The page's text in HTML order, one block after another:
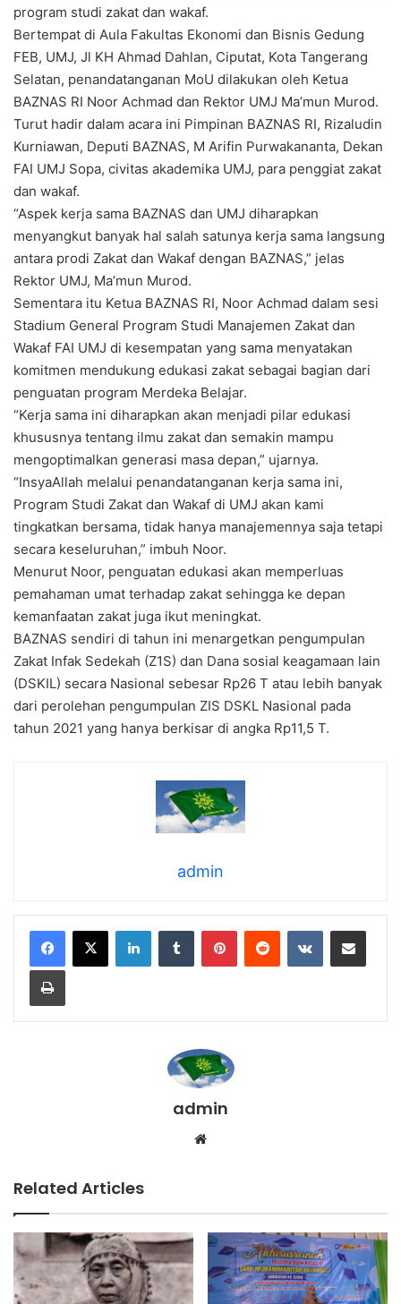
program studi zakat dan wakaf.
Bertempat di Aula Fakultas Ekonomi dan Bisnis Gedung
FEB, UMJ, Jl KH Ahmad Dahlan, Ciputat, Kota Tangerang
Selatan, penandatanganan MoU dilakukan oleh Ketua
BAZNAS RI Noor Achmad dan Rektor UMJ Ma’mun Murod.
Turut hadir dalam acara ini Pimpinan BAZNAS RI, Rizaludin
Kurniawan, Deputi BAZNAS, M Arifin Purwakananta, Dekan
FAI UMJ Sopa, civitas akademika UMJ, para penggiat zakat
dan wakaf.
“Aspek kerja sama BAZNAS dan UMJ diharapkan
menyangkut banyak hal salah satunya kerja sama langsung
antara prodi Zakat dan Wakaf dengan BAZNAS,” jelas
Rektor UMJ, Ma’mun Murod.
Sementara itu Ketua BAZNAS RI, Noor Achmad dalam sesi
Stadium General Program Studi Manajemen Zakat dan
Wakaf FAI UMJ di kesempatan yang sama menyatakan
komitmen mendukung edukasi zakat sebagai bagian dari
penguatan program Merdeka Belajar.
“Kerja sama ini diharapkan akan menjadi pilar edukasi
khususnya tentang ilmu zakat dan semakin mampu
mengoptimalkan generasi masa depan,” ujarnya.
“InsyaAllah melalui penandatanganan kerja sama ini,
Program Studi Zakat dan Wakaf di UMJ akan kami
tingkatkan bersama, tidak hanya manajemennya saja tetapi
secara keseluruhan,” imbuh Noor.
Menurut Noor, penguatan edukasi akan memperluas
pemahaman umat terhadap zakat sehingga ke depan
kemanfaatan zakat juga ikut meningkat.
BAZNAS sendiri di tahun ini menargetkan pengumpulan
Zakat Infak Sedekah (Z1S) dan Dana sosial keagamaan lain
(DSKIL) secara Nasional sebesar Rp26 T atau lebih banyak
dari perolehan pengumpulan ZIS DSKL Nasional pada
tahun 2021 yang hanya berkisar di angka Rp11,5 T.
admin
admin
Related Articles